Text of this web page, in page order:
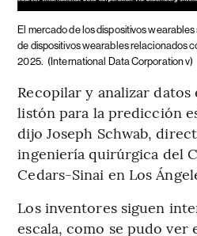
El mercado de los dispositivos
de dispositivos wearables relacionados
2025. (International Data Corporation v)
Recopilar y analizar datos
listón para la predicción
dijo Joseph Schwab,
ingeniería quirúrgica del
Cedars-Sinai en Los
Los inventores siguen
escala, como se pudo ver